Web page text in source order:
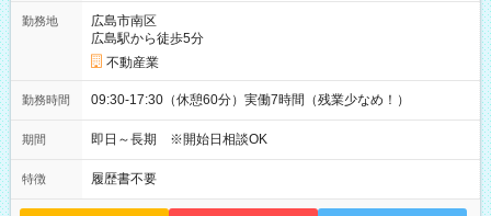
勤務地
広島市南区
広島駅から徒歩5分
不動産業
勤務時間 09:30-17:30（休憩60分）実働7時間（残業少なめ！）
期間 即日～長期 ※開始日相談OK
特徴 履歴書不要